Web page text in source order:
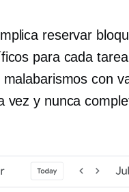
reservar
para cada
con
vez y nunca